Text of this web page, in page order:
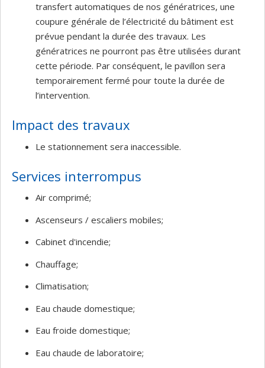
transfert automatiques de nos génératrices, une
coupure générale de l’électricité du bâtiment est
prévue pendant la durée des travaux. Les
génératrices ne pourront pas être utilisées durant
cette période. Par conséquent, le pavillon sera
temporairement fermé pour toute la durée de
l’intervention.
Impact des travaux
Le stationnement sera inaccessible.
Services interrompus
Air comprimé;
Ascenseurs / escaliers mobiles;
Cabinet d'incendie;
Chauffage;
Climatisation;
Eau chaude domestique;
Eau froide domestique;
Eau chaude de laboratoire;